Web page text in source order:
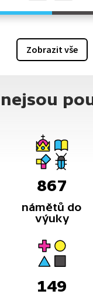
Zobrazit vše
nejsou
867
námětů do
výuky
149